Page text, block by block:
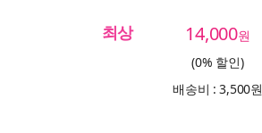
최상 14,000원
(0% 할인)
배송비 : 3,500원